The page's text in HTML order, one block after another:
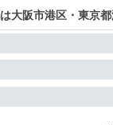
大阪市港区・東京